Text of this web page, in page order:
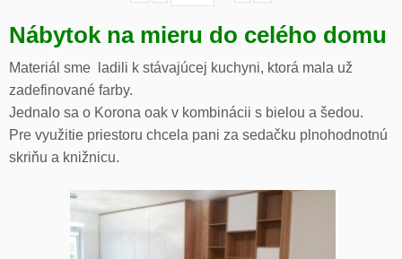
Nábytok na mieru do celého domu
Materiál sme ladili k stávajúcej kuchyni, ktorá mala už
zadefinované farby.
Jednalo sa o Korona oak v kombinácii s bielou a šedou.
Pre využitie priestoru chcela pani za sedačku plnohodnotnú
skriňu a knižnicu.